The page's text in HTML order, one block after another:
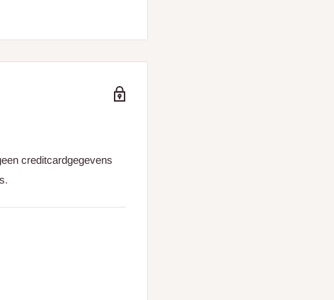
ongeveer 8 haakjes per
in de stof) → ongeveer
ring per 10 cm, dus 10
gordijnen) →
er eentje kunt vervangen
creditcardgegevens